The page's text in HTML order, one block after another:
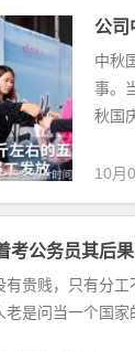
公司
中秋
事。
秋国
10月
考公务员其后果
有贵贱，只有分
是问当一个国家